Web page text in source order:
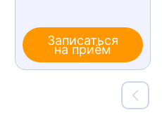
Записаться
на приём